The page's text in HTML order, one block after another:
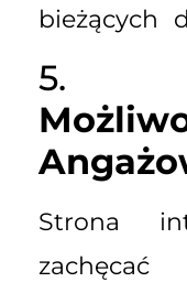
bieżących
Strona